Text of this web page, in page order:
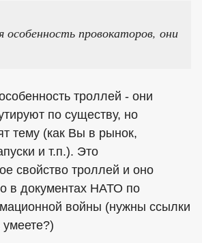
особенность провокаторов, они
троллей - они
по существу, но
тему (как Вы в рынок,
и т.п.). Это
свойство троллей и оно
в документах НАТО по
войны (нужны ссылки